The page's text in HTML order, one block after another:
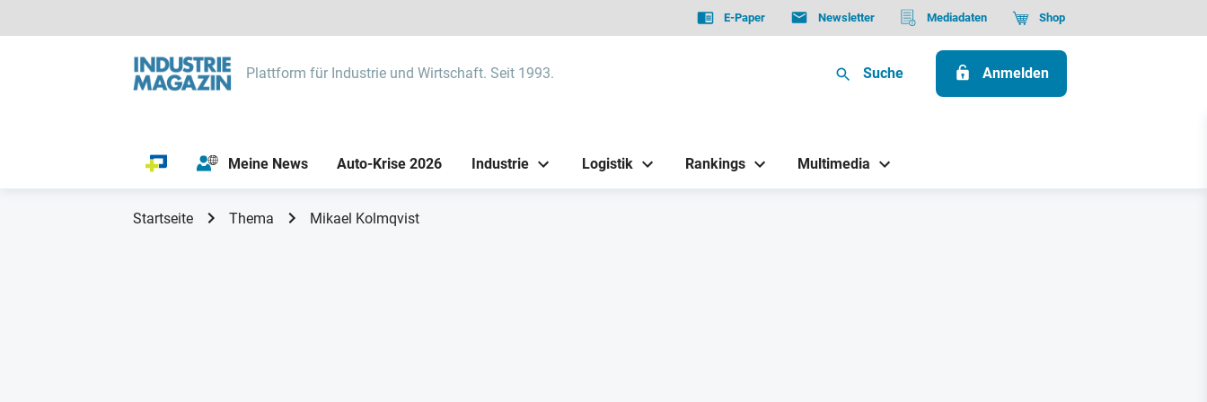
E-Paper Newsletter Mediadaten Shop
Plattform für Industrie und Wirtschaft. Seit 1993. Suche Anmelden
Meine News Auto-Krise 2026 Industrie Logistik Rankings Multimedia
Startseite Thema Mikael Kolmqvist